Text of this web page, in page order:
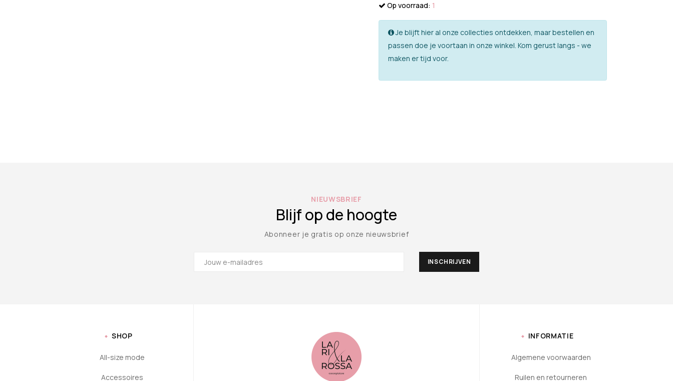
Op voorraad: 1
Je blijft hier al onze collecties ontdekken, maar bestellen en
passen doe je voortaan in onze winkel. Kom gerust langs - we
maken er tijd voor.
NIEUWSBRIEF
Blijf op de hoogte
Abonneer je gratis op onze nieuwsbrief
SHOP
All-size mode
Accessoires
INFORMATIE
Algemene voorwaarden
Ruilen en retourneren